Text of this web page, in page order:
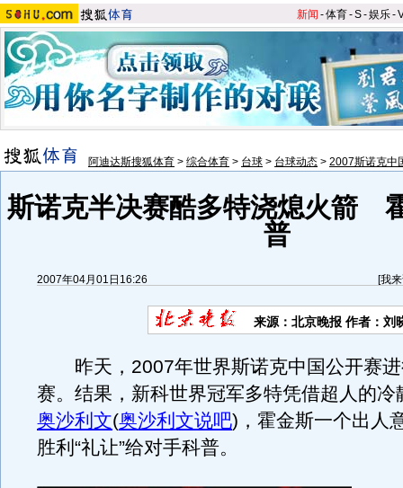
新闻 -体育-S-娱乐-
阿迪达斯搜狐体育 > 综合体育 > 台球 > 台球动态 > 2007斯诺克中
斯诺克半决赛酷多特浇熄火箭
普
2007年04月01日16:26 [我
来源：北京晚报 作者：刘
昨天，2007年世界斯诺克中国公开赛进
赛。结果，新科世界冠军多特凭借超人的冷
奥沙利文(奥沙利文说吧) ，霍金斯一个出人
胜利“礼让”给对手科普。